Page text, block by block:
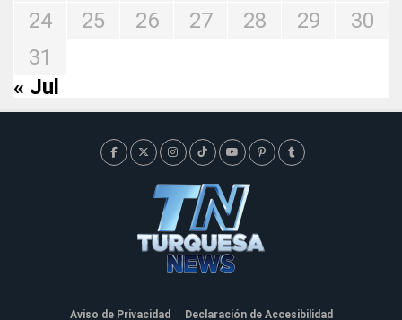
24
25 26 27 28 29
30
31
« Jul
Aviso de Privacidad Declaración de Accesibilidad